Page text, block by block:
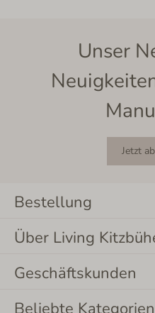
Unser
Jetzt
Bestellung
Über Living
Geschäftskunden
Beliebte Kategorien